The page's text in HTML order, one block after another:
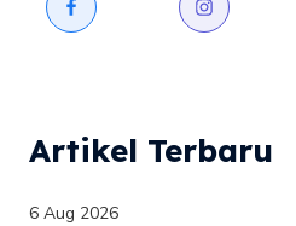
Artikel Terbaru
6 Aug 2026